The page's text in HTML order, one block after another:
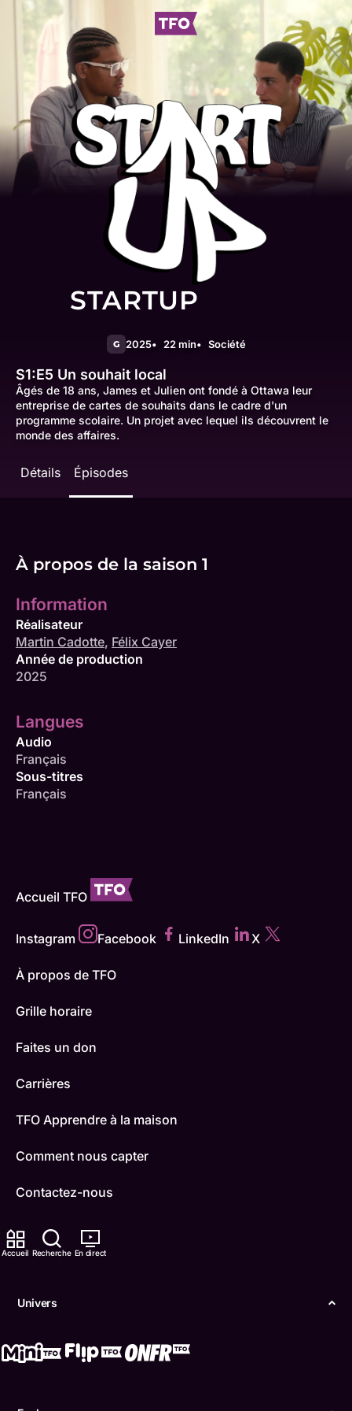
Accueil Recherche En direct
Univers
STARTUP
G 2025 22 min Société
S1:E5 Un souhait local
Âgés de 18 ans, James et Julien ont fondé à Ottawa leur
entreprise de cartes de souhaits dans le cadre d'un
programme scolaire. Un projet avec lequel ils découvrent le
monde des affaires.
Détails Épisodes
À propos de la saison 1
Information
Réalisateur
Martin Cadotte, Félix Cayer
Année de production
2025
Langues
Audio
Français
Sous-titres
Français
Accueil TFO
Instagram Facebook LinkedIn X
À propos de TFO
Grille horaire
Faites un don
Carrières
TFO Apprendre à la maison
Comment nous capter
Contactez-nous
ONFR
Boukili